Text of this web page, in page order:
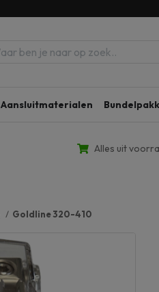
Aansluitmaterialen
Alles uit
Goldline 320-410